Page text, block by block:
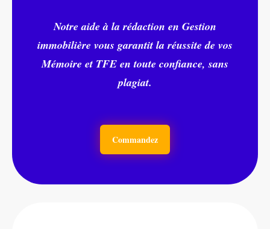
Notre aide à la rédaction en Gestion
immobilière vous garantit la réussite de vos
Mémoire et TFE en toute confiance, sans
plagiat.
Commandez